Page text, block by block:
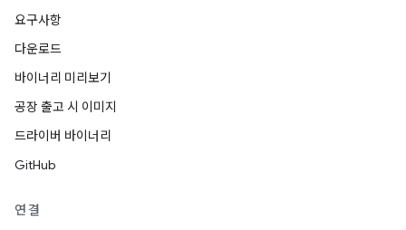
요구사항
다운로드
바이너리 미리보기
공장 출고 시 이미지
드라이버 바이너리
GitHub
연결